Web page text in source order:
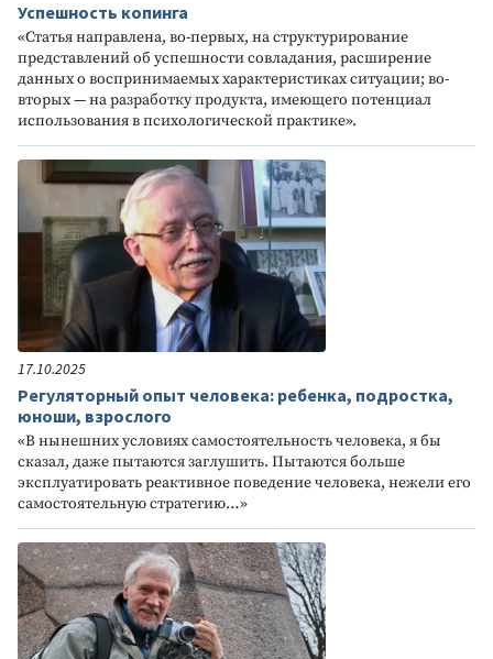
Успешность копинга
«Статья направлена, во-первых, на структурирование
представлений об успешности совладания, расширение
данных о воспринимаемых характеристиках ситуации; во-
вторых — на разработку продукта, имеющего потенциал
использования в психологической практике».
17.10.2025
Регуляторный опыт человека: ребенка, подростка,
юноши, взрослого
«В нынешних условиях самостоятельность человека, я бы
сказал, даже пытаются заглушить. Пытаются больше
эксплуатировать реактивное поведение человека, нежели его
самостоятельную стратегию…»